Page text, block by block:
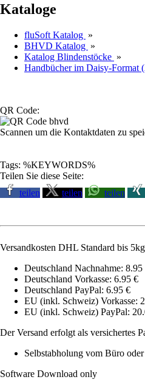
Kataloge
fluSoft Katalog »
BHVD Katalog »
Katalog Blindenstöcke »
Handbücher im Daisy-Format
QR Code:
Scannen um die Kontaktdaten zu
Tags: %KEYWORDS%
Teilen Sie diese Seite:
teilen
teilen teilen
Versandkosten DHL Standard bis 5kg
Deutschland Nachnahme: 8.95
Deutschland Vorkasse: 6.95 €
Deutschland PayPal: 6.95 €
EU (inkl. Schweiz) Vorkasse:
EU (inkl. Schweiz) PayPal:
Der Versand erfolgt als versichertes
Selbstabholung vom Büro
Software Download only